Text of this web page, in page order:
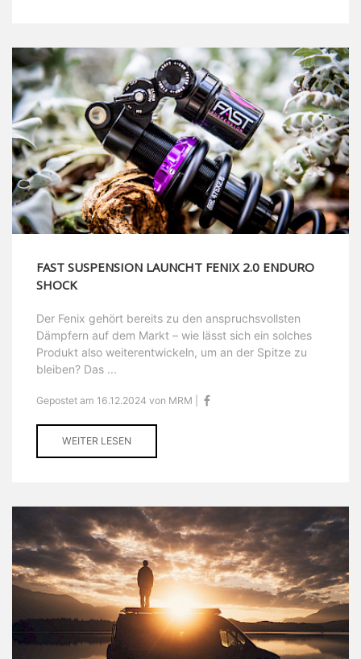
FAST SUSPENSION LAUNCHT FENIX 2.0 ENDURO
SHOCK
Der Fenix gehört bereits zu den anspruchsvollsten
Dämpfern auf dem Markt – wie lässt sich ein solches
Produkt also weiterentwickeln, um an der Spitze zu
bleiben? Das ...
Gepostet am 16.12.2024 von MRM |
WEITER LESEN